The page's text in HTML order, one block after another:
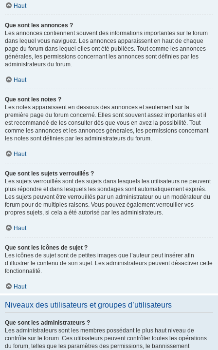
Haut
Que sont les annonces ?
Les annonces contiennent souvent des informations importantes sur le forum
dans lequel vous naviguez. Les annonces apparaissent en haut de chaque
page du forum dans lequel elles ont été publiées. Tout comme les annonces
générales, les permissions concernant les annonces sont définies par les
administrateurs du forum.
Haut
Que sont les notes ?
Les notes apparaissent en dessous des annonces et seulement sur la
première page du forum concerné. Elles sont souvent assez importantes et il
est recommandé de les consulter dès que vous en avez la possibilité. Tout
comme les annonces et les annonces générales, les permissions concernant
les notes sont définies par les administrateurs du forum.
Haut
Que sont les sujets verrouillés ?
Les sujets verrouillés sont des sujets dans lesquels les utilisateurs ne peuvent
plus répondre et dans lesquels les sondages sont automatiquement expirés.
Les sujets peuvent être verrouillés par un administrateur ou un modérateur du
forum pour de multiples raisons. Vous pouvez également verrouiller vos
propres sujets, si cela a été autorisé par les administrateurs.
Haut
Que sont les icônes de sujet ?
Les icônes de sujet sont de petites images que l’auteur peut insérer afin
d’illustrer le contenu de son sujet. Les administrateurs peuvent désactiver cette
fonctionnalité.
Haut
Niveaux des utilisateurs et groupes d’utilisateurs
Que sont les administrateurs ?
Les administrateurs sont les membres possédant le plus haut niveau de
contrôle sur le forum. Ces utilisateurs peuvent contrôler toutes les opérations
du forum, telles que les paramètres des permissions, le bannissement